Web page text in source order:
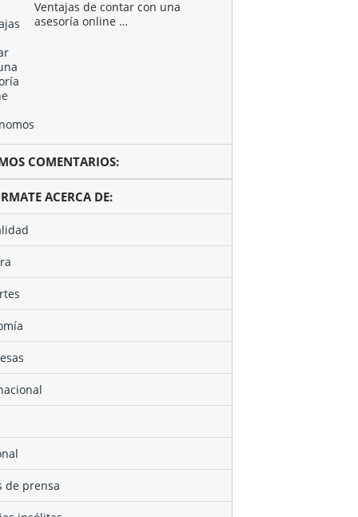
Ventajas de contar con una
asesoría online …
COMENTARIOS:
ACERCA DE:
de prensa